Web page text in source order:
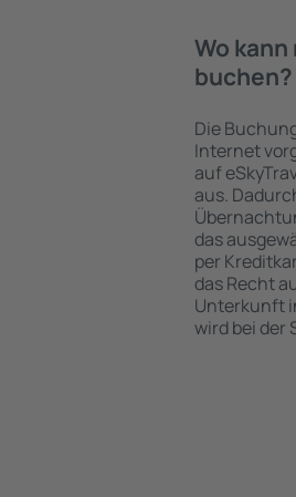
Wo kann
buchen?
Die
Internet
auf
aus.
das
per
das Recht
Unterkunft
wird bei der